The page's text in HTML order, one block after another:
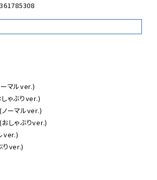
ーマルver.)
しゃぶりver.)
(ノーマルver.)
おしゃぶりver.)
ver.)
りver.)